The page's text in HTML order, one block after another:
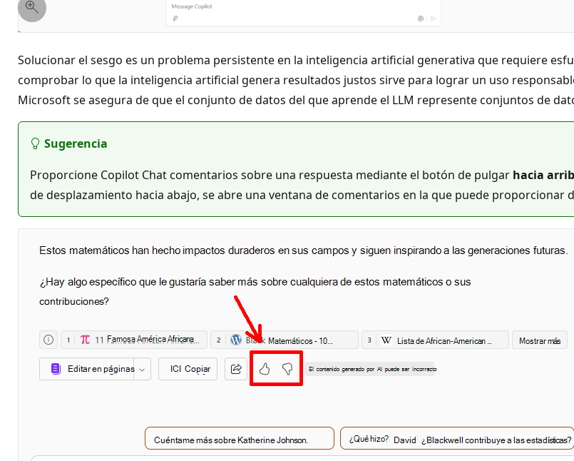
Solucionar el sesgo es un problema persistente en la inteligencia artificial generativa que requiere
comprobar lo que la inteligencia artificial genera resultados justos sirve para lograr un uso
Microsoft se asegura de que el conjunto de datos del que aprende el LLM represente conjuntos de
Sugerencia
Proporcione Copilot Chat comentarios sobre una respuesta mediante el botón de pulgar hacia
de desplazamiento hacia abajo, se abre una ventana de comentarios en la que puede proporcionar